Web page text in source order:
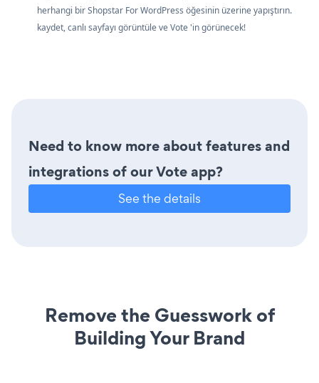
herhangi bir Shopstar For WordPress öğesinin üzerine yapıştırın.
kaydet, canlı sayfayı görüntüle ve Vote 'in görünecek!
Need to know more about features and
integrations of our Vote app?
See the details
Remove the Guesswork of
Building Your Brand